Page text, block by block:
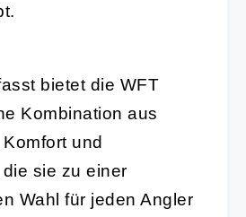
bietet die WFT
Kombination aus
und
sie zu einer
Wahl für jeden Angler